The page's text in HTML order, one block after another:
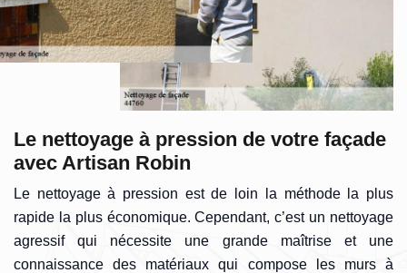
Le nettoyage à pression de votre façade
avec Artisan Robin
Le nettoyage à pression est de loin la méthode la plus
rapide la plus économique. Cependant, c’est un nettoyage
agressif qui nécessite une grande maîtrise et une
connaissance des matériaux qui compose les murs à